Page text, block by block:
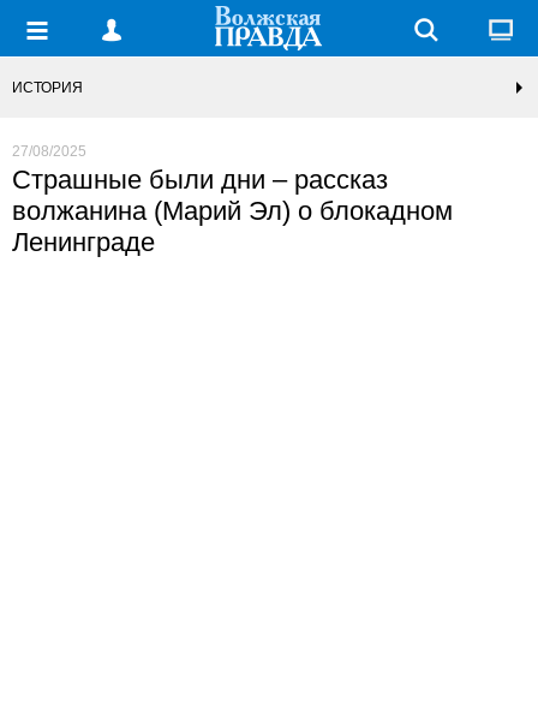
ИСТОРИЯ
27/08/2025
Страшные были дни – рассказ
волжанина (Марий Эл) о блокадном
Ленинграде